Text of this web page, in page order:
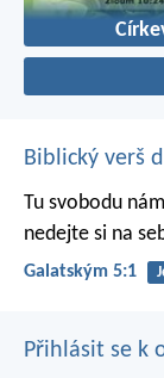
Biblický verš
Tu svobodu
nedejte si na
Galatským 5:1
Přihlásit se k